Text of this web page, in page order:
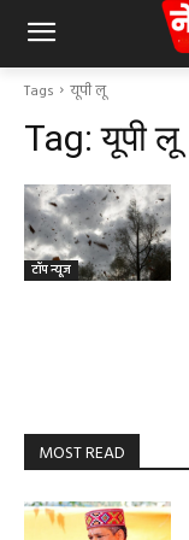
Tags यूपी लू
Tag:यूपी लू
टॉप न्यूज
MOST READ